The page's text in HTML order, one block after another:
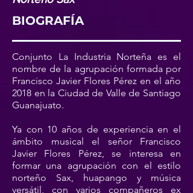
BIOGRAFÍA
Conjunto La Industria Norteña es el
nombre de la agrupación formada por
Francisco Javier Flores Pérez en el año
2018 en la Ciudad de Valle de Santiago
Guanajuato.
Ya con 10 años de experiencia en el
ámbito musical el señor Francisco
Javier Flores Pérez, se interesa en
formar una agrupación con el estilo
norteño Sax, huapango y música
versátil, con varios compañeros ex